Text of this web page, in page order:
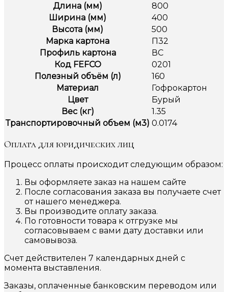
Длина (мм)
800
Ширина (мм)
400
Высота (мм)
500
Марка картона
П32
Профиль картона
ВС
Код FEFCO
0201
Полезный объём (л)
160
Материал
Гофрокартон
Цвет
Бурый
Вес (кг)
1.35
Транспортировочный объем (м3) 0.0174
Оплата для юридических лиц
Процесс оплаты происходит следующим образом:
Вы оформляете заказ на нашем сайте
После согласования заказа вы получаете счет
от нашего менеджера.
Вы производите оплату заказа.
По готовности товара к отгрузке мы
согласовываем с вами дату доставки или
самовывоза.
Счет действителен 7 календарных дней с
момента выставления.
Заказы, оплаченные банковским переводом или